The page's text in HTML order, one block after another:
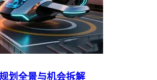
划全景与机会拆解